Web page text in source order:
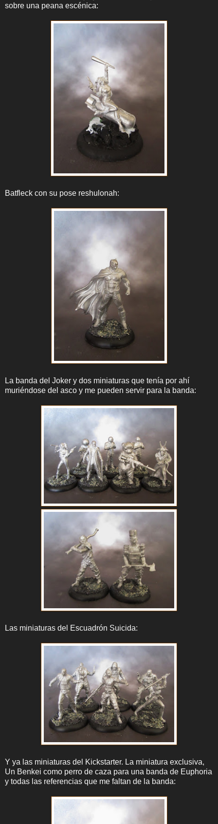
sobre una peana escénica:
Batfleck con su pose reshulonah:
La banda del Joker y dos miniaturas que tenía por ahí
muriéndose del asco y me pueden servir para la banda:
Las miniaturas del Escuadrón Suicida:
Y ya las miniaturas del Kickstarter. La miniatura exclusiva,
Un Benkei como perro de caza para una banda de Euphoria
y todas las referencias que me faltan de la banda: